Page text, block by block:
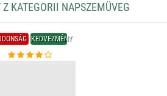
KATEGORII NAPSZEMÜVEG
KEDVEZMÉNY